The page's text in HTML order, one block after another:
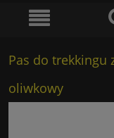
Pas do trekkingu
oliwkowy